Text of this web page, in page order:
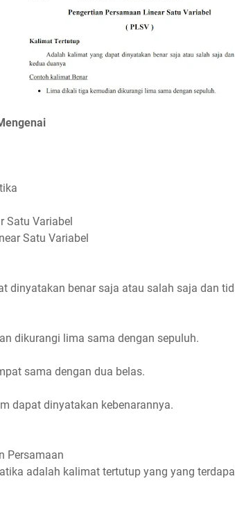
Satu Variabel
Satu Variabel
dinyatakan benar saja atau salah saja dan
dikurangi lima sama dengan sepuluh.
sama dengan dua belas.
dapat dinyatakan kebenarannya.
Persamaan
adalah kalimat tertutup yang yang